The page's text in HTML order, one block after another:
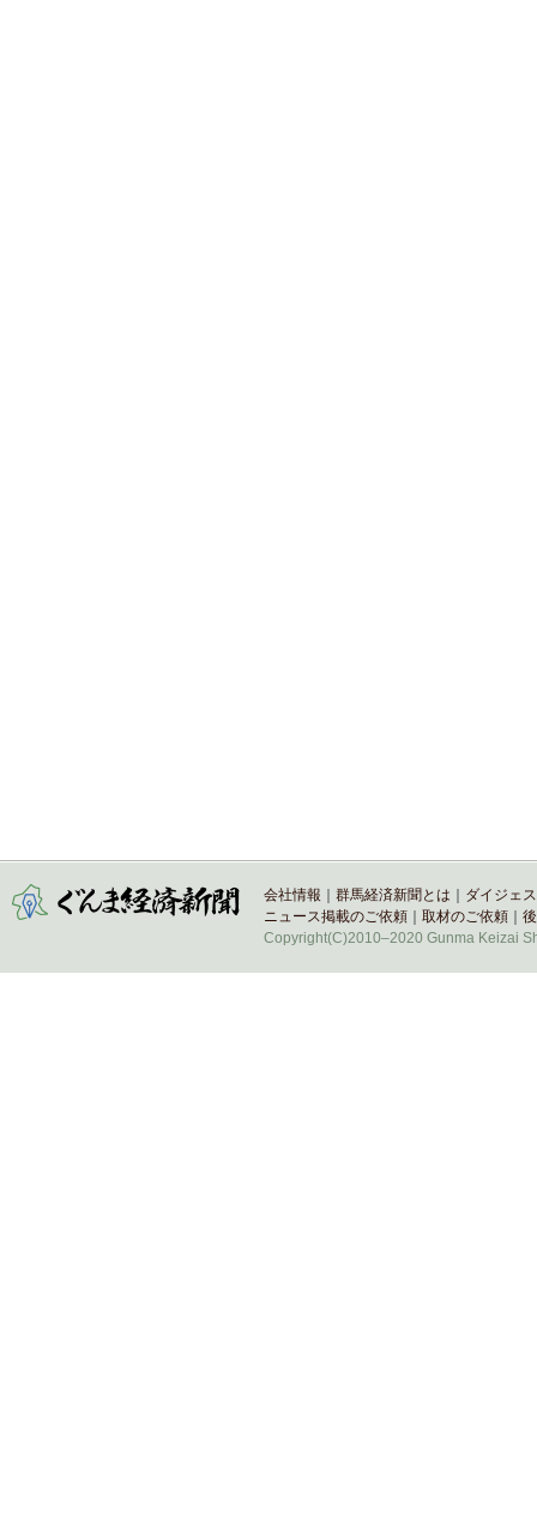
会社情報 群馬経済新聞とは
ダイジェ
ニュース掲載のご依頼
取材のご依頼
Copyright(C)2010–2020 Gunma Keizai